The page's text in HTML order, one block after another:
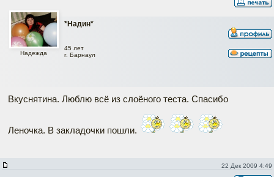
*Надин*
Надежда
45 лет
г. Барнаул
Вкуснятина. Люблю всё из слоёного теста. Спасибо
Леночка. В закладочки пошли.
22 Дек 2009 4:49